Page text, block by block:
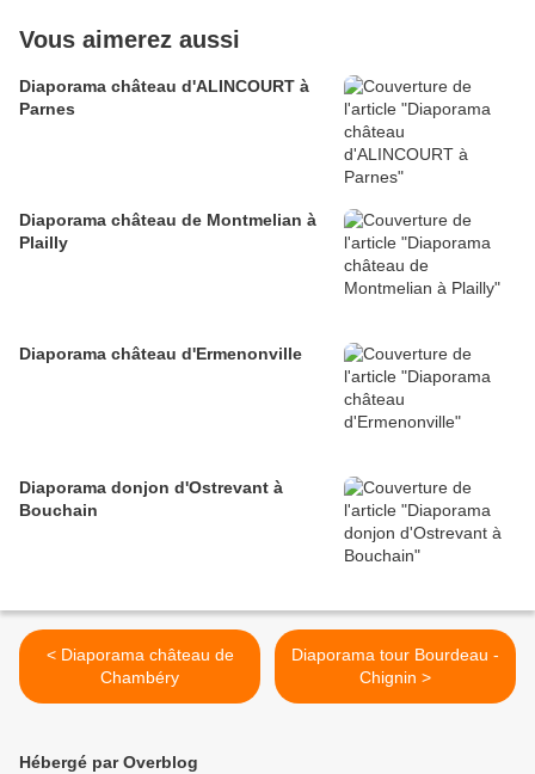
Vous aimerez aussi
Diaporama château d'ALINCOURT à
Parnes
Diaporama château de Montmelian à
Plailly
Diaporama château d'Ermenonville
Diaporama donjon d'Ostrevant à
Bouchain
< Diaporama château de
Chambéry
Diaporama tour Bourdeau -
Chignin >
Hébergé par Overblog